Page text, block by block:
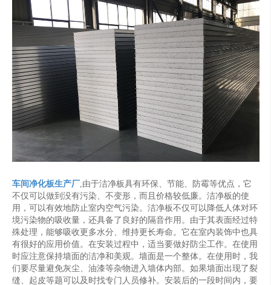
车间净化板生产厂,由于洁净板具有环保、节能、防霉等优点，它
不仅可以做到没有污染、不变形，而且价格较低廉。洁净板的使
用，可以有效地防止室内空气污染。洁净板不仅可以降低人体对环
境污染物的吸收量，还具备了良好的隔音作用。由于其表面经过特
殊处理，能够吸收更多水分、维持更长寿命。它在室内装饰中也具
有很好的应用价值。在安装过程中，适当要做好防尘工作。在使用
时应注意保持墙面的洁净和美观。墙面是一个整体。在使用时，我
们要尽量避免灰尘、油漆等杂物进入墙体内部。如果墙面出现了裂
缝、起皮等题可以及时找专门人员修补。安装后的一段时间内，要